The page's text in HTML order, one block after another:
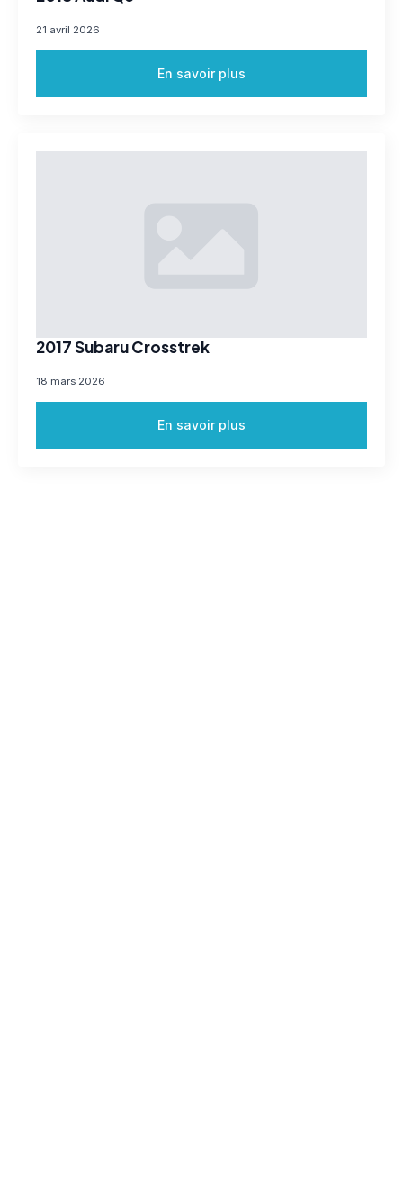
21 avril 2026
En savoir plus
2017 Subaru Crosstrek
18 mars 2026
En savoir plus